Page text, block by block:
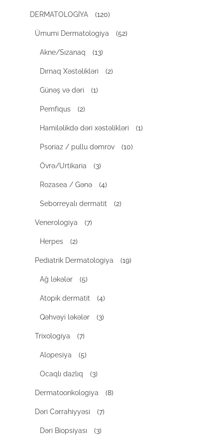
DERMATOLOGİYA (120)
Ümumi Dermatologiya (52)
Akne/Sızanaq (13)
Dırnaq Xəstəlikləri (2)
Günəş və dəri (1)
Pemfiqus (2)
Hamiləlikdə dəri xəstəlikləri (1)
Psoriaz / pullu dəmrov (10)
Övrə/Urtikaria (3)
Rozasea / Gənə (4)
Seborreyalı dermatit (2)
Venerologiya (7)
Herpes (2)
Pediatrik Dermatologiya (19)
Ağ ləkələr (5)
Atopik dermatit (4)
Qəhvəyi ləkələr (3)
Trixologiya (7)
Alopesiya (5)
Ocaqlı dazlıq (3)
Dermatoonkologiya (8)
Dəri Cərrahiyyəsi (7)
Dəri Biopsiyası (3)